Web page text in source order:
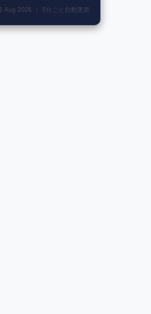
Aug 2026 ｜ 5分ごと自動更新